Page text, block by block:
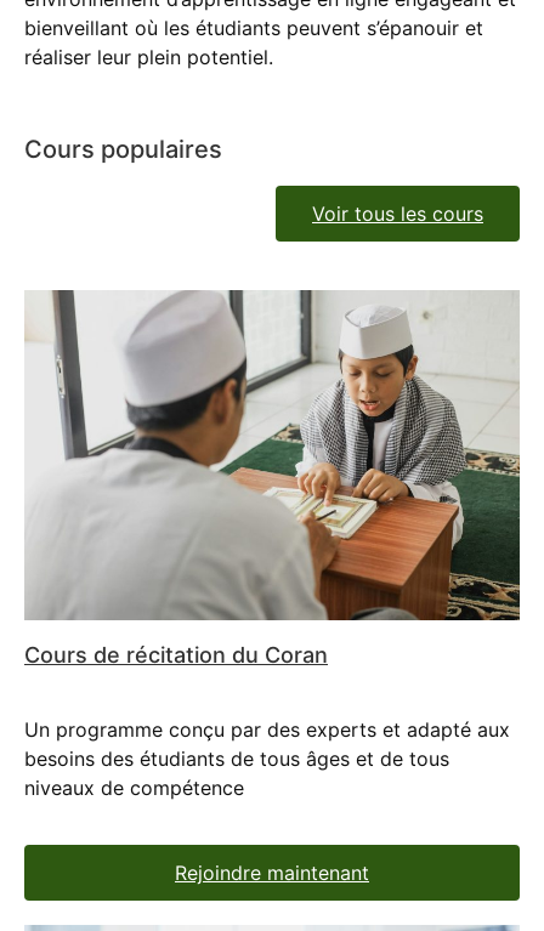
bienveillant où les étudiants peuvent s’épanouir et
réaliser leur plein potentiel.
Cours populaires
Voir tous les cours
Cours de récitation du Coran
Un programme conçu par des experts et adapté aux
besoins des étudiants de tous âges et de tous
niveaux de compétence
Rejoindre maintenant